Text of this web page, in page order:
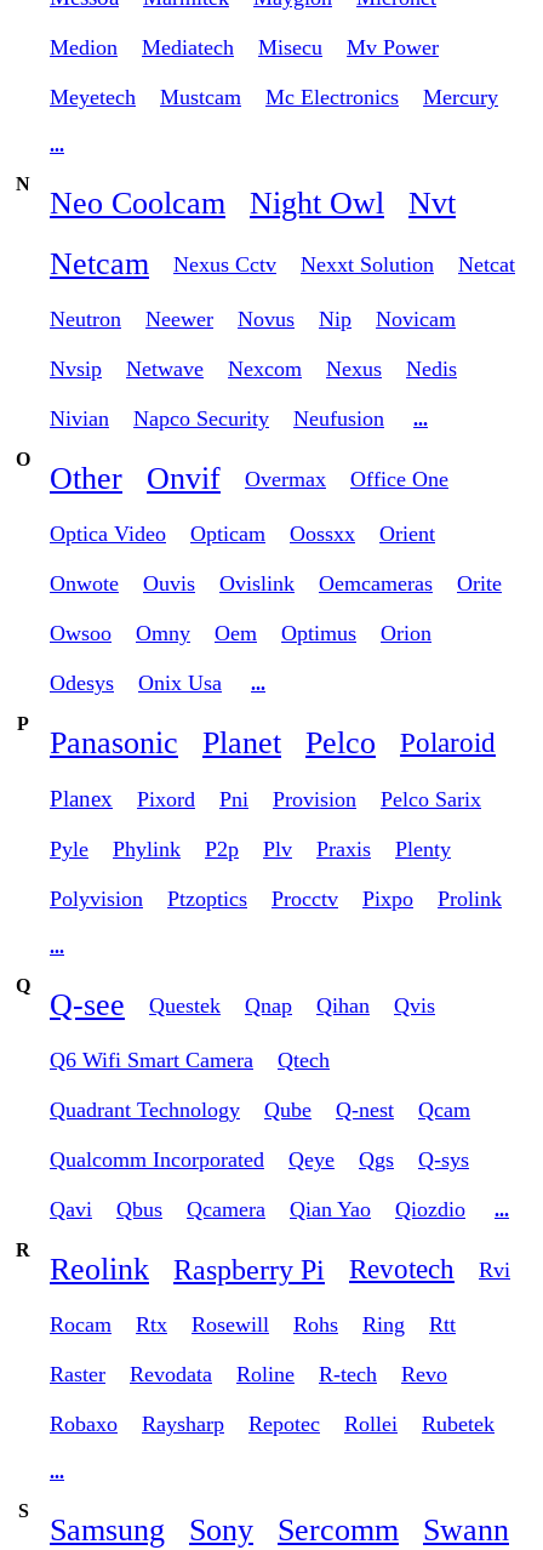
Medion Mediatech Misecu Mv Power
Meyetech Mustcam Mc Electronics Mercury
...
N
Neo Coolcam Night Owl
Nvt
Netcam
Nexus Cctv Nexxt Solution Netcat
Neutron Neewer Novus Nip Novicam
Nvsip Netwave Nexcom Nexus Nedis
Nivian Napco Security Neufusion
...
O
Other Onvif Overmax Office One
Optica Video Opticam Oossxx Orient
Onwote Ouvis Ovislink Oemcameras Orite
Owsoo Omny Oem Optimus Orion
Odesys Onix Usa
...
P
Panasonic Planet Pelco Polaroid
Planex Pixord Pni Provision Pelco Sarix
Pyle Phylink P2p Plv Praxis Plenty
Polyvision Ptzoptics Procctv Pixpo Prolink
...
Q
Q-see Questek Qnap Qihan Qvis
Q6 Wifi Smart Camera Qtech
Quadrant Technology Qube Q-nest Qcam
Qualcomm Incorporated Qeye Qgs Q-sys
Qavi Qbus Qcamera Qian Yao Qiozdio
...
R
Reolink Raspberry Pi Revotech Rvi
Rocam Rtx Rosewill Rohs Ring Rtt
Raster Revodata Roline R-tech Revo
Robaxo Raysharp Repotec Rollei Rubetek
...
S
Samsung Sony Sercomm
Swann